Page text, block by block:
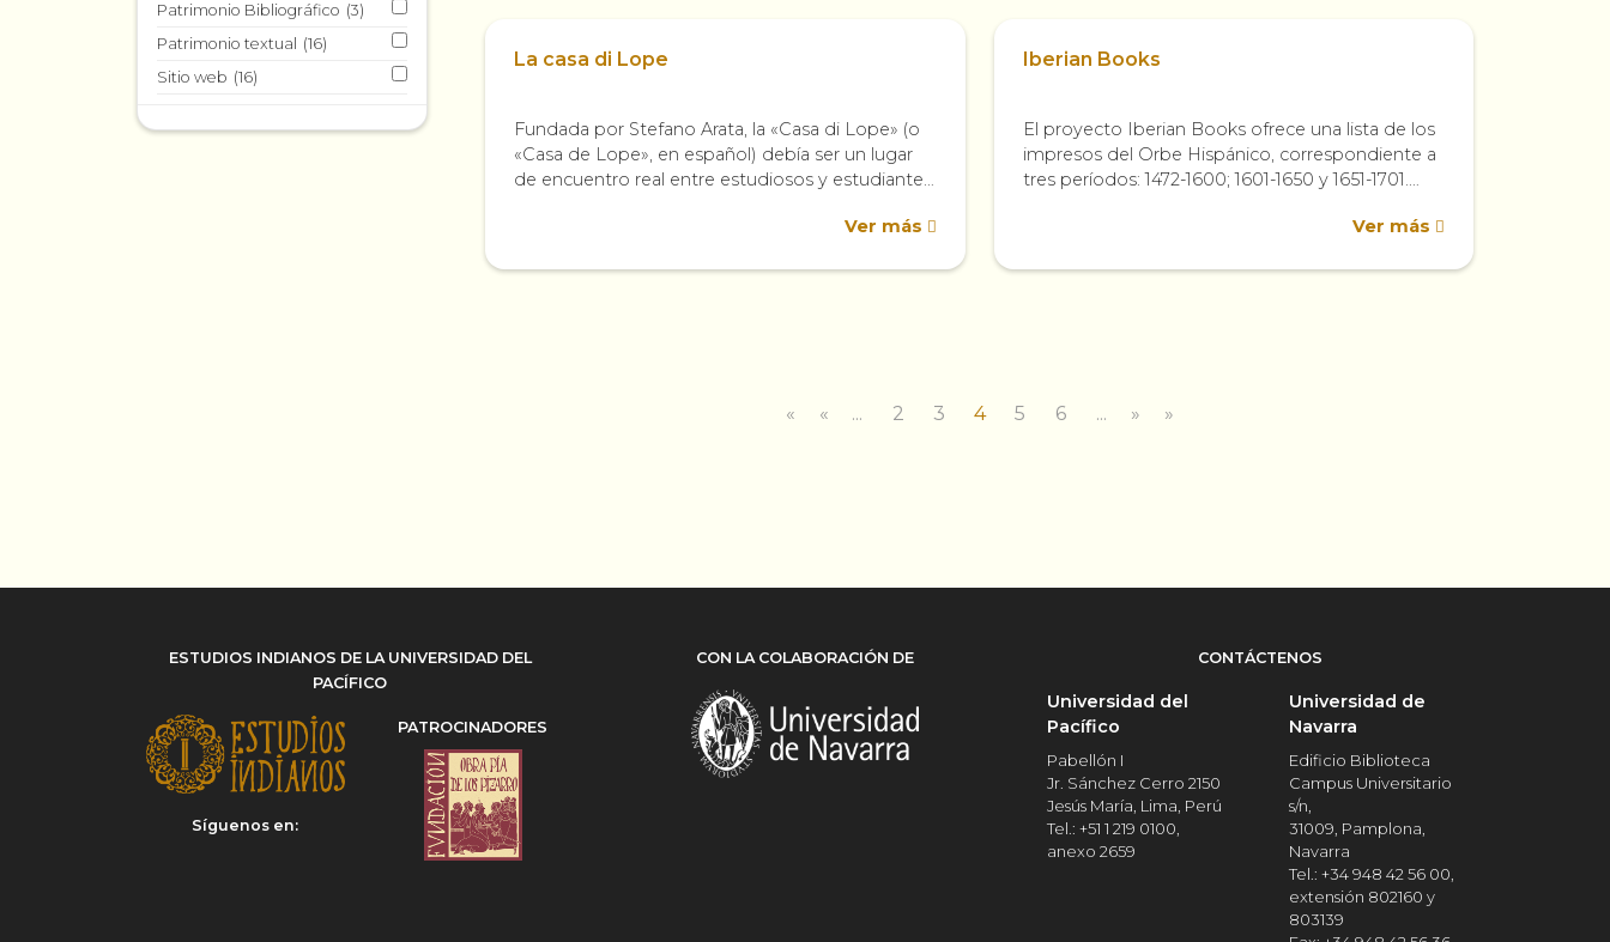
Patrimonio Bibliográfico (3)
Patrimonio textual
(16)
Sitio web (16)
La casa di Lope
Fundada por Stefano Arata, la «Casa di Lope» (o
«Casa de Lope», en español) debía ser un lugar
de encuentro real entre estudiosos y estudiantes
Ver más
Iberian Books
El proyecto Iberian Books ofrece una lista de los
impresos del Orbe Hispánico, correspondiente a
tres períodos: 1472-1600; 1601-1650 y 1651-1701.
Ver más
« « ... 2 3 4 5 6 ... » »
ESTUDIOS INDIANOS DE LA UNIVERSIDAD DEL
PACÍFICO
Síguenos en:
PATROCINADORES
CON LA COLABORACIÓN DE CONTÁCTENOS
Universidad del
Pacífico
Pabellón I
Jr. Sánchez Cerro 2150
Jesús María, Lima, Perú
Tel.: +51 1 219 0100,
anexo 2659
Universidad de
Navarra
Edificio Biblioteca
Campus Universitario
s/n,
31009, Pamplona,
Navarra
Tel.: +34 948 42 56 00,
extensión 802160 y
803139